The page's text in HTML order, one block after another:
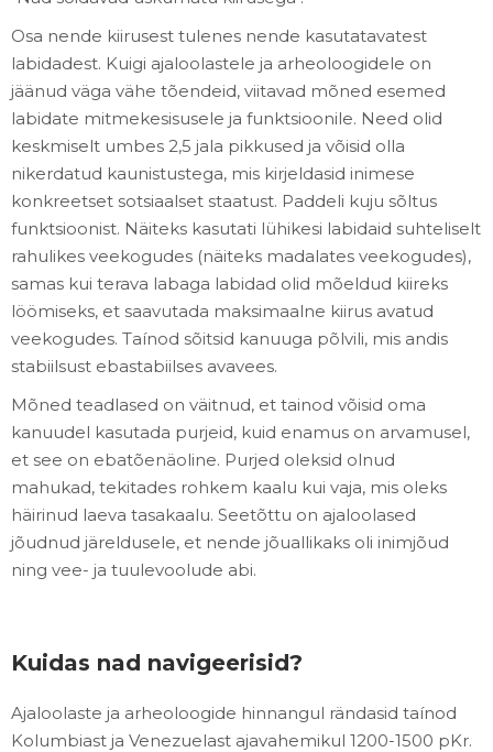
Osa nende kiirusest tulenes nende kasutatavatest
labidadest. Kuigi ajaloolastele ja arheoloogidele on
jäänud väga vähe tõendeid, viitavad mõned esemed
labidate mitmekesisusele ja funktsioonile. Need olid
keskmiselt umbes 2,5 jala pikkused ja võisid olla
nikerdatud kaunistustega, mis kirjeldasid inimese
konkreetset sotsiaalset staatust. Paddeli kuju sõltus
funktsioonist. Näiteks kasutati lühikesi labidaid suhteliselt
rahulikes veekogudes (näiteks madalates veekogudes),
samas kui terava labaga labidad olid mõeldud kiireks
löömiseks, et saavutada maksimaalne kiirus avatud
veekogudes. Taínod sõitsid kanuuga põlvili, mis andis
stabiilsust ebastabiilses avavees.
Mõned teadlased on väitnud, et tainod võisid oma
kanuudel kasutada purjeid, kuid enamus on arvamusel,
et see on ebatõenäoline. Purjed oleksid olnud
mahukad, tekitades rohkem kaalu kui vaja, mis oleks
häirinud laeva tasakaalu. Seetõttu on ajaloolased
jõudnud järeldusele, et nende jõuallikaks oli inimjõud
ning vee- ja tuulevoolude abi.
Kuidas nad navigeerisid?
Ajaloolaste ja arheoloogide hinnangul rändasid taínod
Kolumbiast ja Venezuelast ajavahemikul 1200-1500 pKr.